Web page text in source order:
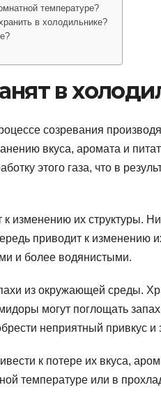
температуре?
в холодильнике?
в
созревания
вкуса, аромата и
этого газа, что в
изменению их структуры.
приводит к изменению
и более водянистыми.
из окружающей среды.
могут поглощать
неприятный привкус и
к потере их вкуса,
температуре или в